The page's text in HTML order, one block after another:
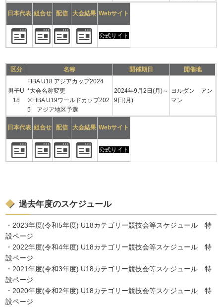
日本代表 組合せ 配信 大会結果 Webサイト
公式サイト
区分 名称 開催期日 開催地
男子U
18
FIBA U18 アジアカップ2024
*大会名称変更
※FIBA U19ワールドカップ202
5 アジア地区予選
2024年9月2日(月)～
9日(月)
ヨルダン アン
マン
日本代表 組合せ 配信 大会結果 Webサイト
公式サイト
過去年度のスケジュール
・2023年度(令和5年度) U18カテゴリー競技会等スケジュール 特
設ページ
・2022年度(令和4年度) U18カテゴリー競技会等スケジュール 特
設ページ
・2021年度(令和3年度) U18カテゴリー競技会等スケジュール 特
設ページ
・2020年度(令和2年度) U18カテゴリー競技会等スケジュール 特
設ページ